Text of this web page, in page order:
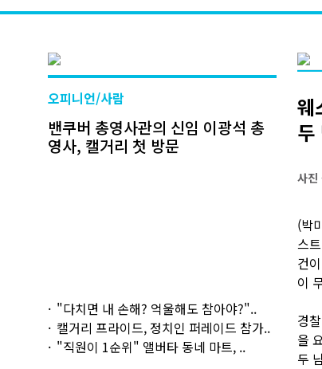
오피니언/사람
밴쿠버 총영사관의 신임 이광석 총
영사, 캘거리 첫 방문
"다치면 내 손해? 억울해도 참아야?"..
캘거리 프라이드, 정치인 퍼레이드 참가..
"직원이 1순위" 앨버타 동네 마트, ..
웨
두
사진
(박
스
건
이
경
을
두